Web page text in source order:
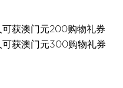
获澳门元200购物礼券
获澳门元300购物礼券